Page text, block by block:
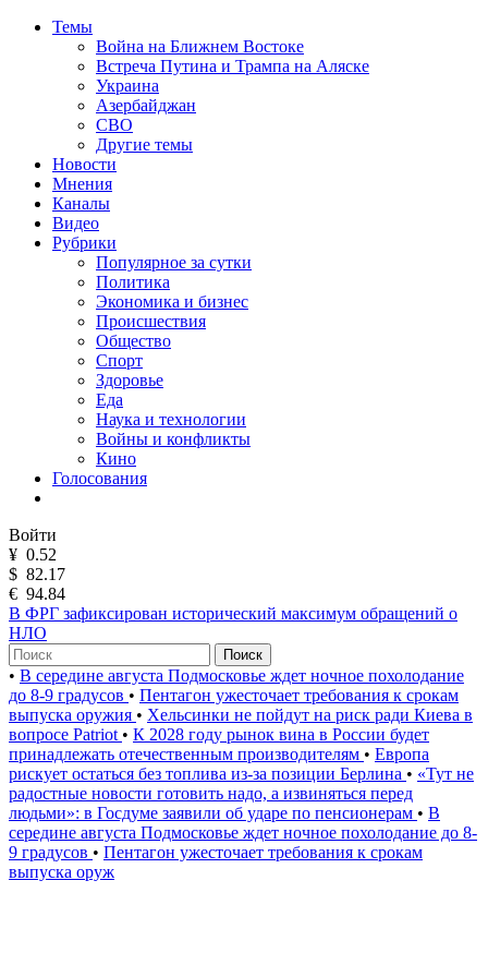
Темы
Война на Ближнем Востоке
Встреча Путина и Трампа на Аляске
Украина
Азербайджан
СВО
Другие темы
Новости
Мнения
Каналы
Видео
Рубрики
Популярное за сутки
Политика
Экономика и бизнес
Происшествия
Общество
Спорт
Здоровье
Еда
Наука и технологии
Войны и конфликты
Кино
Голосования
Войти
¥ 0.52
$ 82.17
€ 94.84
В ФРГ зафиксирован исторический максимум обращений о
НЛО
Поиск
• В середине августа Подмосковье ждет ночное похолодание
до 8-9 градусов • Пентагон ужесточает требования к срокам
выпуска оружия • Хельсинки не пойдут на риск ради Киева в
вопросе Patriot • К 2028 году рынок вина в России будет
принадлежать отечественным производителям • Европа
рискует остаться без топлива из-за позиции Берлина • «Тут не
радостные новости готовить надо, а извиняться перед
людьми»: в Госдуме заявили об ударе по пенсионерам • В
середине августа Подмосковье ждет ночное похолодание до 8-
9 градусов • Пентагон ужесточает требования к срокам
выпуска оруж